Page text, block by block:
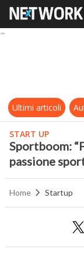
Ultimi articoli
START UP
Sportboom:
passione
Home Startup